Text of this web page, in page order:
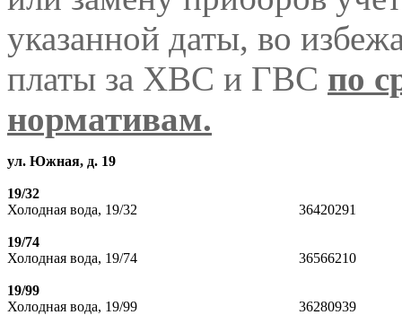
указанной даты, во
платы за ХВС и ГВС по
нормативам.
ул. Южная, д. 19
19/32
Холодная вода, 19/32
19/74
Холодная вода, 19/74
36566210
19/99
Холодная вода, 19/99
36280939